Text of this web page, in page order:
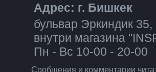
Адрес: г. Бишкек
бульвар Эркиндик 35,
внутри магазина
Пн - Вс 10-00 - 20-00
Сообщения и комментарии